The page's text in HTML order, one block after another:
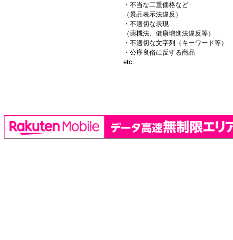
・不当な二重価格など
（景品表示法違反）
・不適切な表現
（薬機法、健康増進法違反等）
・不適切な文字列（キーワード等）
・公序良俗に反する商品
etc.